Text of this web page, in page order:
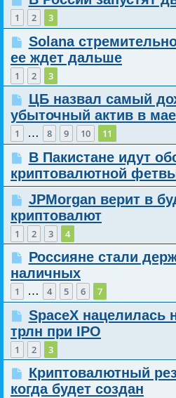
1 2 3
Solana
ее ждет дальше
1 2 3
ЦБ назвал самый
убыточный актив в мае
1 … 8 9 10 11
В Пакистане идут
криптовалютной
JPMorgan верит в
криптовалют
1 2 3 4
Россияне стали
наличных
1 … 4 5 6 7
SpaceX нацелилась
трлн при IPO
1 2 3
Криптовалютный
когда будет создан